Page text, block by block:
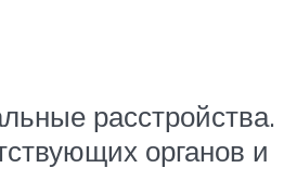
расстройства.
органов и